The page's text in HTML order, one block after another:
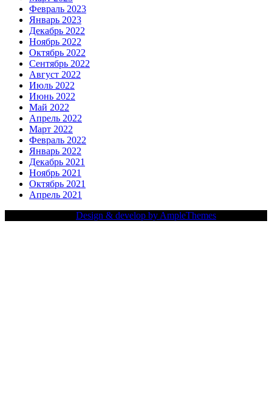
Февраль 2023
Январь 2023
Декабрь 2022
Ноябрь 2022
Октябрь 2022
Сентябрь 2022
Август 2022
Июль 2022
Июнь 2022
Май 2022
Апрель 2022
Март 2022
Февраль 2022
Январь 2022
Декабрь 2021
Ноябрь 2021
Октябрь 2021
Апрель 2021
Design & develop by AmpleThemes